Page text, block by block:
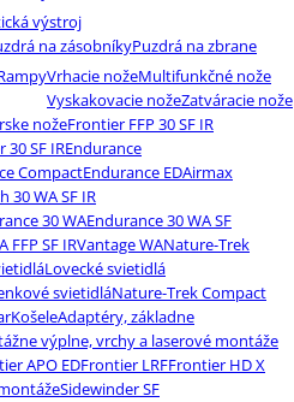
výstroj
na zásobníkyPuzdrá na zbrane
Vrhacie nožeMultifunkčné nože
Vyskakovacie nožeZatváracie nože
nožeFrontier FFP 30 SF IR
30 SF IREndurance
CompactEndurance EDAirmax
30 WA SF IR
30 WAEndurance 30 WA SF
FFP SF IRVantage WANature-Trek
Lovecké svietidlá
svietidláNature-Trek Compact
KošeleAdaptéry, základne
výplne, vrchy a laserové montáže
APO EDFrontier LRFFrontier HD X
Sidewinder SF